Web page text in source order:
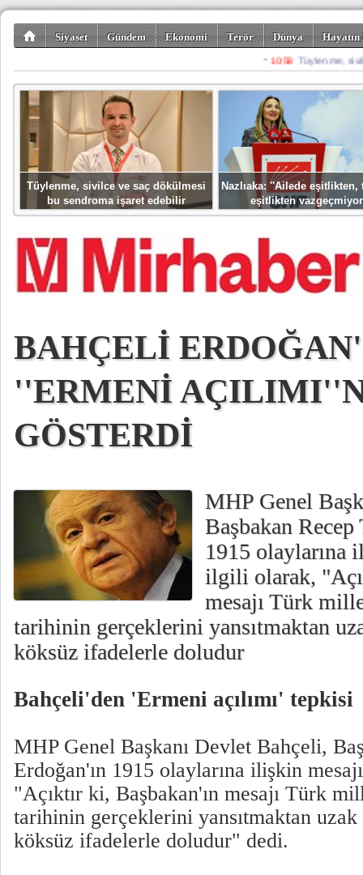
Siyaset Gündem Ekonomi Terör Dünya
Spor Misafir
Tüylenme, sivilce ve saç dökülmesi
bu sendroma işaret edebilir
Nazlıaka: ''Ailede eşitlikten,
eşitlikten
BAHÇELİ
''ERMENİ
GÖSTERDİ
MHP Genel
Başbakan
1915 olaylarına
ilgili olarak,
mesajı Türk
tarihinin gerçeklerini yansıtmaktan
köksüz ifadelerle doludur
Bahçeli'den 'Ermeni açılımı' tepkisi
MHP Genel Başkanı Devlet Bahçeli,
Erdoğan'ın 1915 olaylarına ilişkin
"Açıktır ki, Başbakan'ın mesajı Türk
tarihinin gerçeklerini yansıtmaktan
köksüz ifadelerle doludur" dedi.